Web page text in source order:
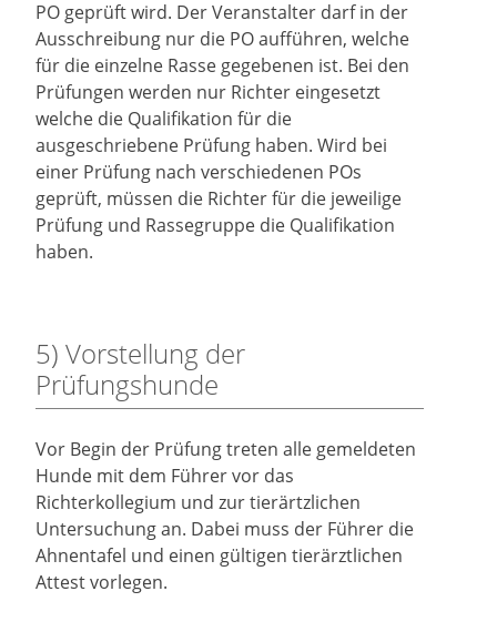
PO geprüft wird. Der Veranstalter darf in der
Ausschreibung nur die PO aufführen, welche
für die einzelne Rasse gegebenen ist. Bei den
Prüfungen werden nur Richter eingesetzt
welche die Qualifikation für die
ausgeschriebene Prüfung haben. Wird bei
einer Prüfung nach verschiedenen POs
geprüft, müssen die Richter für die jeweilige
Prüfung und Rassegruppe die Qualifikation
haben.
5) Vorstellung der
Prüfungshunde
Vor Begin der Prüfung treten alle gemeldeten
Hunde mit dem Führer vor das
Richterkollegium und zur tierärtzlichen
Untersuchung an. Dabei muss der Führer die
Ahnentafel und einen gültigen tierärztlichen
Attest vorlegen.